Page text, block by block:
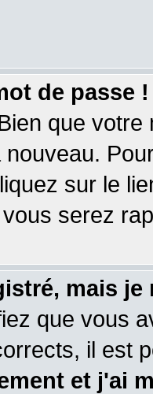
de passe !
que
sur le
serez
mais
que vous
il est
et j'ai